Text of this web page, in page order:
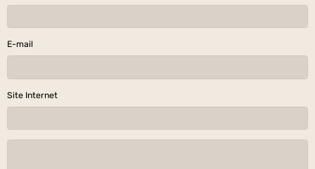
E-mail
Site Internet